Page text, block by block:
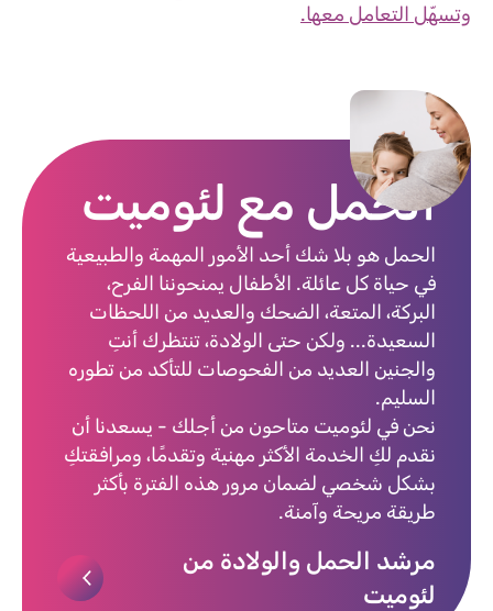
وتسهّل التعامل معها.
الحمل مع لئوميت
الحمل هو بلا شك أحد الأمور المهمة والطبيعية
في حياة كل عائلة. الأطفال يمنحوننا الفرح،
البركة، المتعة، الضحك والعديد من اللحظات
السعيدة... ولكن حتى الولادة، تنتظرك أنتِ
والجنين العديد من الفحوصات للتأكد من تطوره
السليم.
نحن في لئوميت متاحون من أجلك - يسعدنا أن
نقدم لكِ الخدمة الأكثر مهنية وتقدمًا، ومرافقتكِ
بشكل شخصي لضمان مرور هذه الفترة بأكثر
طريقة مريحة وآمنة.
مرشد الحمل والولادة من
لئوميت